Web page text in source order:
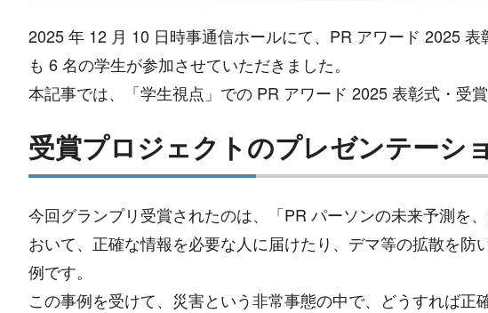
2025 年 12 月 10 日時事通信ホールにて、PR アワード 2025
も 6 名の学生が参加させていただきました。
本記事では、「学生視点」での PR アワード 2025 表彰式・受
受賞プロジェクトのプレゼンテーシ
今回グランプリ受賞されたのは、「PR パーソンの未来予測を
おいて、正確な情報を必要な人に届けたり、デマ等の拡散を
例です。
この事例を受けて、災害という非常事態の中で、どうすれば